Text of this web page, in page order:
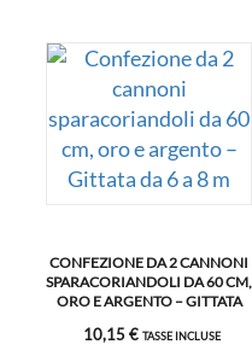
CONFEZIONE DA 2 CANNONI
SPARACORIANDOLI DA 60 CM,
ORO E ARGENTO – GITTATA
10,15 € TASSE INCLUSE